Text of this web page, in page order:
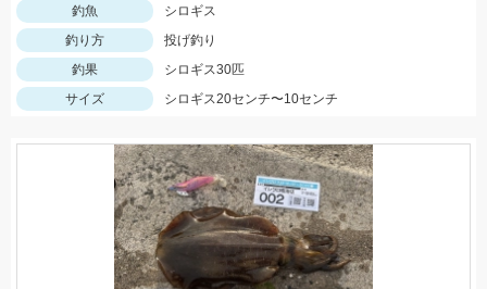
釣魚
シロギス
釣り方
投げ釣り
釣果
シロギス30匹
サイズ
シロギス20センチ〜10センチ